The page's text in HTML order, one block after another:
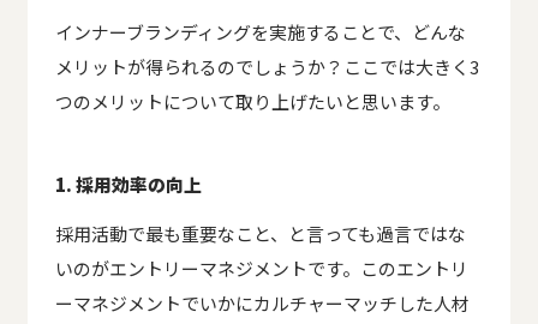
インナーブランディングを実施することで、どんな
メリットが得られるのでしょうか？ここでは大きく3
つのメリットについて取り上げたいと思います。
1. 採用効率の向上
採用活動で最も重要なこと、と言っても過言ではな
いのがエントリーマネジメントです。このエントリ
ーマネジメントでいかにカルチャーマッチした人材